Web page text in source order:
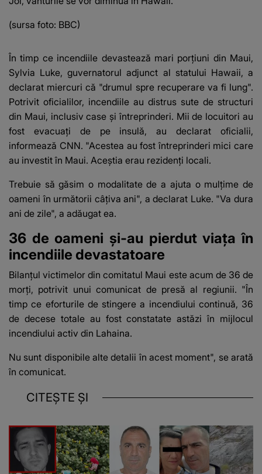
(sursa foto: BBC)
În timp ce incendiile devastează mari porțiuni din Maui,
Sylvia Luke, guvernatorul adjunct al statului Hawaii, a
declarat miercuri că "drumul spre recuperare va fi lung".
Potrivit oficialilor, incendiile au distrus sute de structuri
din Maui, inclusiv case și întreprinderi. Mii de locuitori au
fost evacuați de pe insulă, au declarat oficialii,
informează CNN. "Acestea au fost întreprinderi mici care
au investit în Maui. Aceștia erau rezidenți locali.
Trebuie să găsim o modalitate de a ajuta o mulțime de
oameni în următorii câțiva ani", a declarat Luke. "Va dura
ani de zile", a adăugat ea.
36 de oameni și-au pierdut viața în
incendiile devastatoare
Bilanțul victimelor din comitatul Maui este acum de 36 de
morți, potrivit unui comunicat de presă al regiunii. "În
timp ce eforturile de stingere a incendiului continuă, 36
de decese totale au fost constatate astăzi în mijlocul
incendiului activ din Lahaina.
Nu sunt disponibile alte detalii în acest moment", se arată
în comunicat.
CITEȘTE ȘI